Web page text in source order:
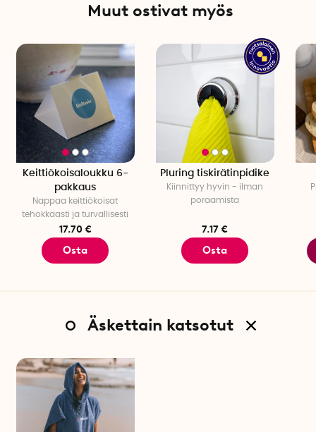
Muut ostivat myös
Keittiökoisaloukku 6-
pakkaus
Nappaa keittiökoisat
tehokkaasti ja turvallisesti
17.70 €
Osta
Pluring tiskirätinpidike
Kiinnittyy hyvin - ilman
poraamista
7.17 €
Osta
Äskettain katsotut